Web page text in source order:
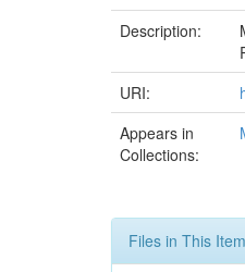
Description:
URI:
Appears in
Collections:
Files in This